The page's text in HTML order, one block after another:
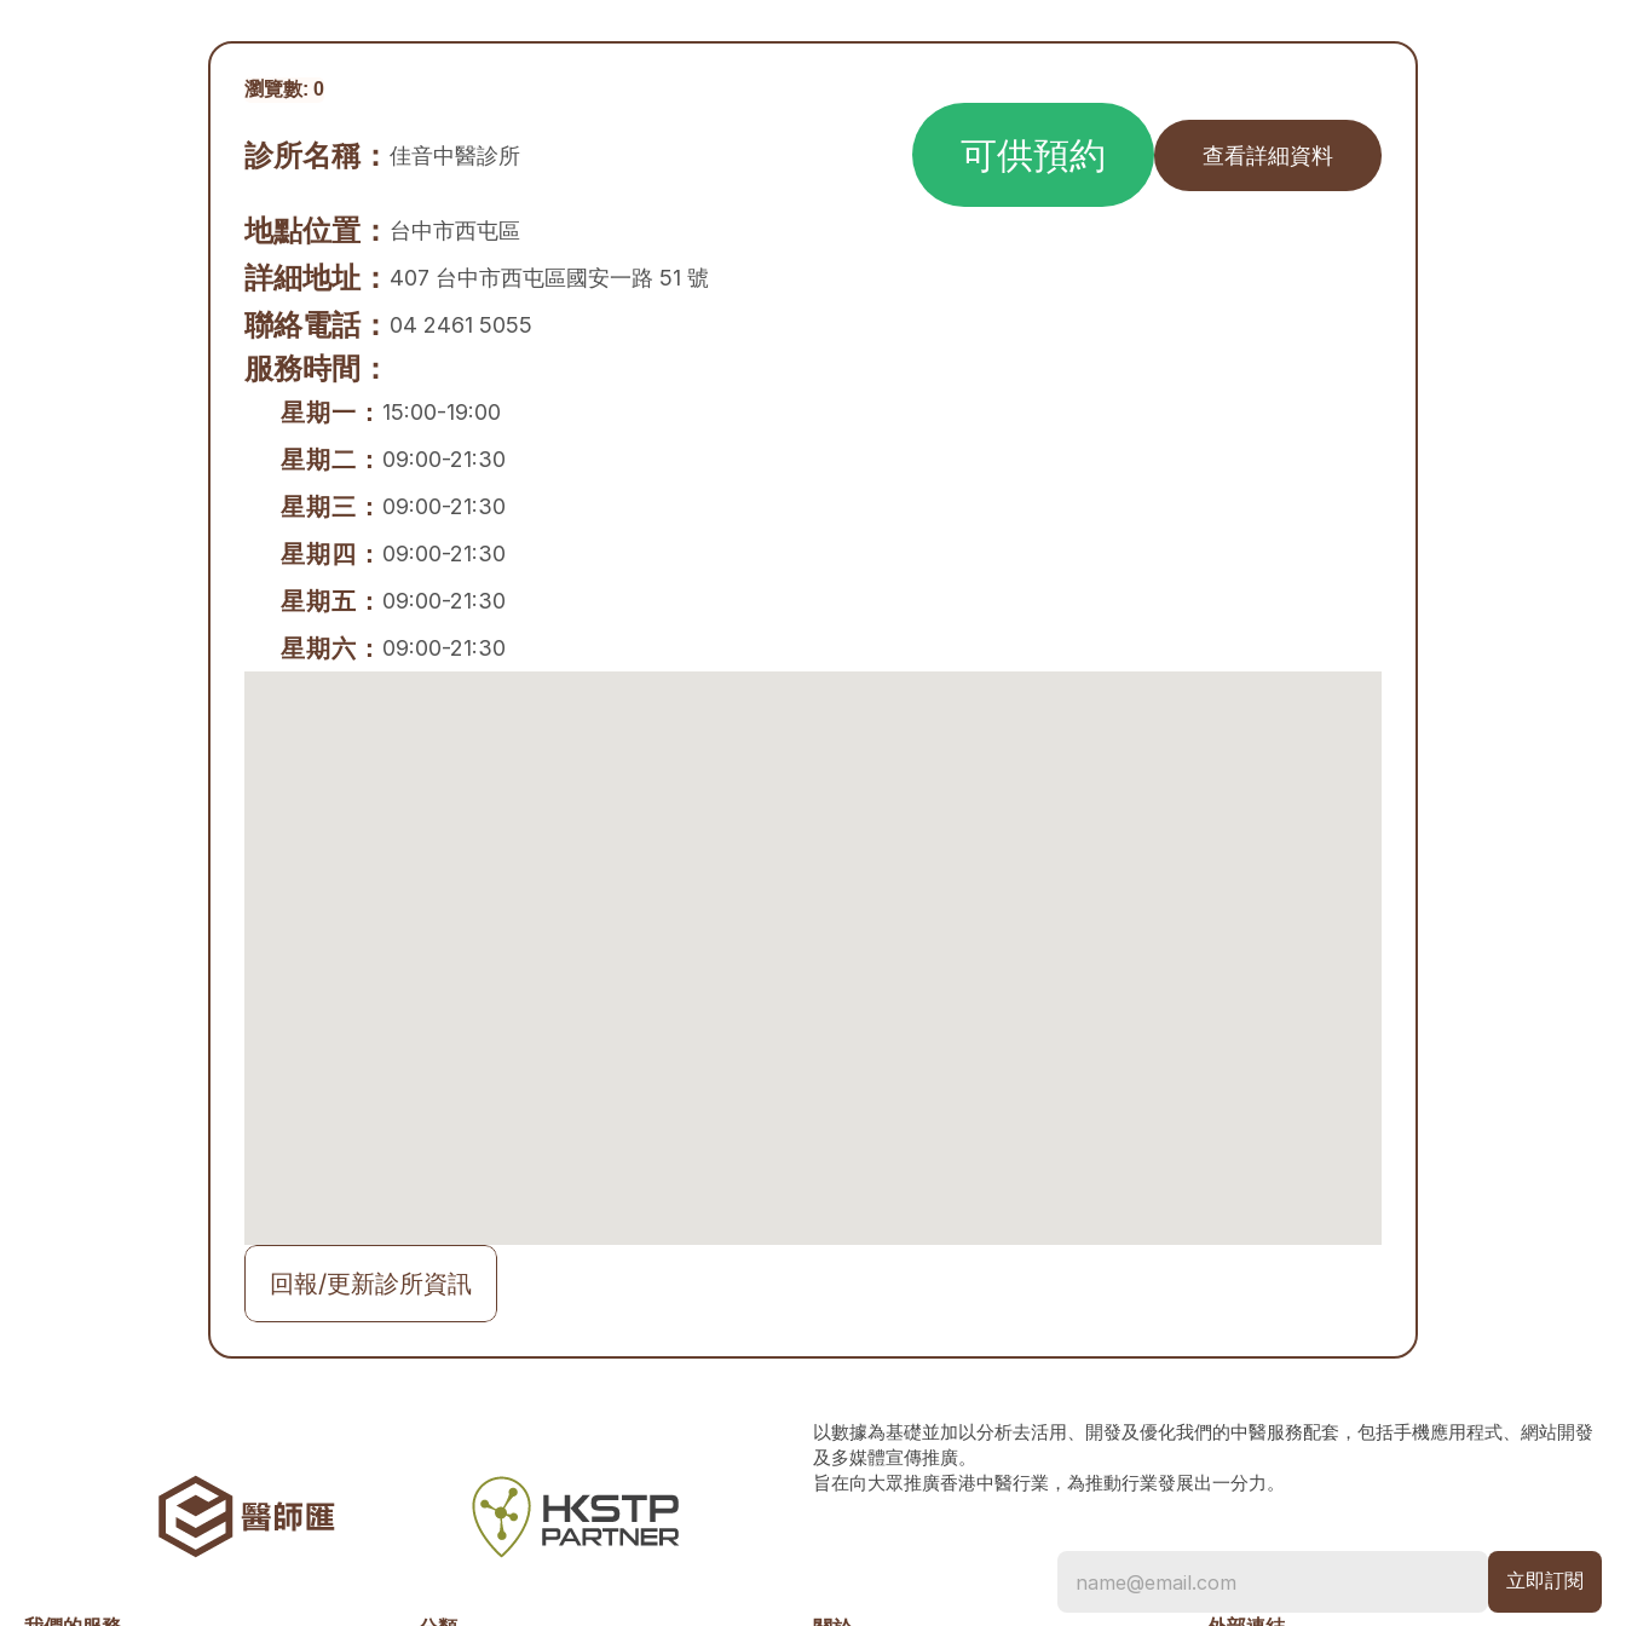
瀏覽數: 0
診所名稱： 佳音中醫診所 可供預約 查看詳細資料
地點位置： 台中市西屯區
詳細地址： 407 台中市西屯區國安一路 51 號
聯絡電話： 04 2461 5055
服務時間：
星期一： 15:00-19:00
星期二： 09:00-21:30
星期三： 09:00-21:30
星期四： 09:00-21:30
星期五： 09:00-21:30
星期六： 09:00-21:30
回報/更新診所資訊
以數據為基礎並加以分析去活用、開發及優化我們的中醫服務配套，包括手機應用程式、網站開發
及多媒體宣傳推廣。
旨在向大眾推廣香港中醫行業，為推動行業發展出一分力。